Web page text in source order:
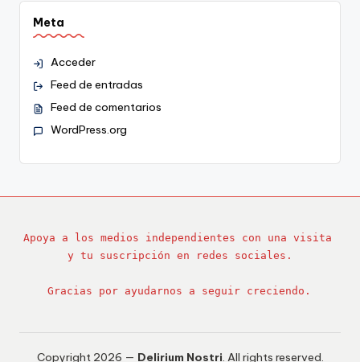
Meta
Acceder
Feed de entradas
Feed de comentarios
WordPress.org
Apoya a los medios independientes con una visita
y tu suscripción en redes sociales.
Gracias por ayudarnos a seguir creciendo.
Copyright 2026 — Delirium Nostri. All rights reserved.